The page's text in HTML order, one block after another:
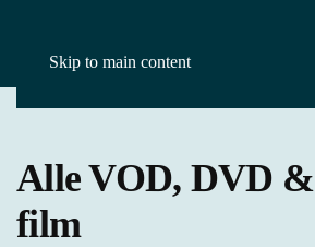
Skip to main content
Alle VOD, DVD
film